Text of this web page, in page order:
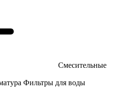
Смесительные
Фильтры для воды